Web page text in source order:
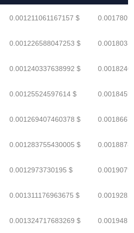
0.001211061167157 $
0.001226588047253 $
0.001240337638992 $
0.00125524597614 $
0.001269407460378 $
0.001283755430005 $
0.0012973730195 $
0.001311176963675 $
0.001324717683269 $